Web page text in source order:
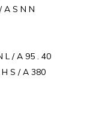
A S N N
L / A 95 . 40
S / A 380